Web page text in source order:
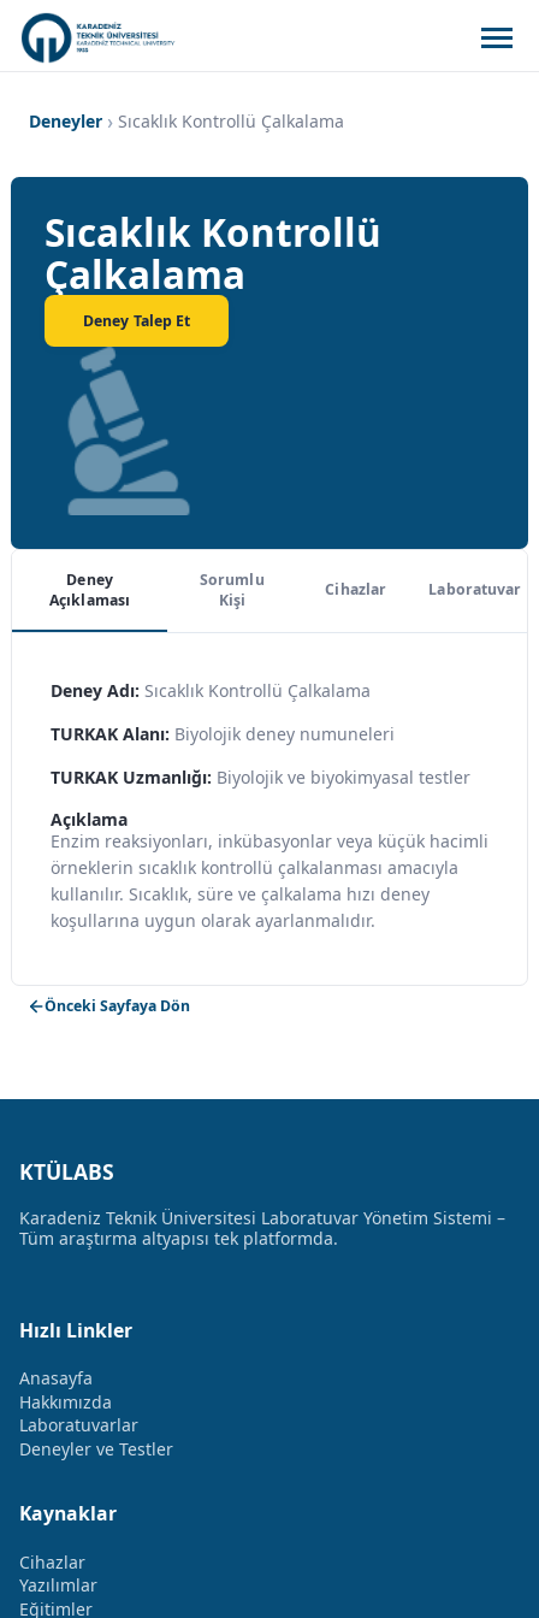
Deneyler Sıcaklık Kontrollü Çalkalama
Sıcaklık Kontrollü
Çalkalama
Deney Talep Et
Deney
Açıklaması
Sorumlu
Kişi
Cihazlar Laboratuvar
Deney Adı: Sıcaklık Kontrollü Çalkalama
TURKAK Alanı: Biyolojik deney numuneleri
TURKAK Uzmanlığı: Biyolojik ve biyokimyasal testler
Açıklama
Enzim reaksiyonları, inkübasyonlar veya küçük hacimli
örneklerin sıcaklık kontrollü çalkalanması amacıyla
kullanılır. Sıcaklık, süre ve çalkalama hızı deney
koşullarına uygun olarak ayarlanmalıdır.
Önceki Sayfaya Dön
KTÜLABS
Karadeniz Teknik Üniversitesi Laboratuvar Yönetim Sistemi –
Tüm araştırma altyapısı tek platformda.
Hızlı Linkler
Anasayfa
Hakkımızda
Laboratuvarlar
Deneyler ve Testler
Kaynaklar
Cihazlar
Yazılımlar
Eğitimler